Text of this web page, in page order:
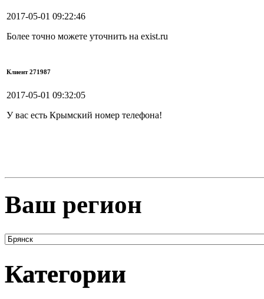
2017-05-01 09:22:46
Более точно можете уточнить на exist.ru
Клиент 271987
2017-05-01 09:32:05
У вас есть Крымский номер телефона!
Ваш регион
Категории